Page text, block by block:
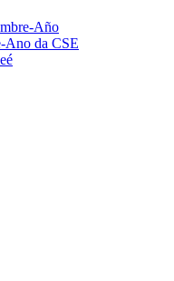
Año
Ano da CSE